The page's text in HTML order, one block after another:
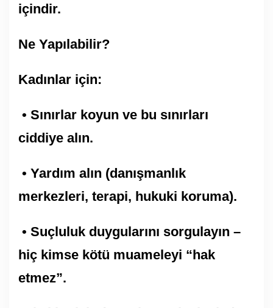
içindir.
Ne Yapılabilir?
Kadınlar için:
• Sınırlar koyun ve bu sınırları
ciddiye alın.
• Yardım alın (danışmanlık
merkezleri, terapi, hukuki koruma).
• Suçluluk duygularını sorgulayın –
hiç kimse kötü muameleyi “hak
etmez”.